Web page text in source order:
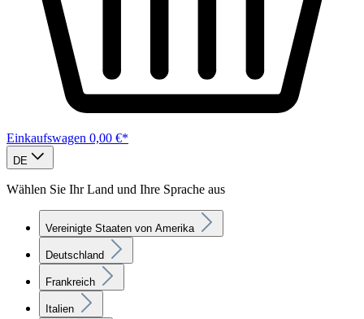
Einkaufswagen 0,00 €*
DE
Wählen Sie Ihr Land und Ihre Sprache aus
Vereinigte Staaten von Amerika
Deutschland
Frankreich
Italien